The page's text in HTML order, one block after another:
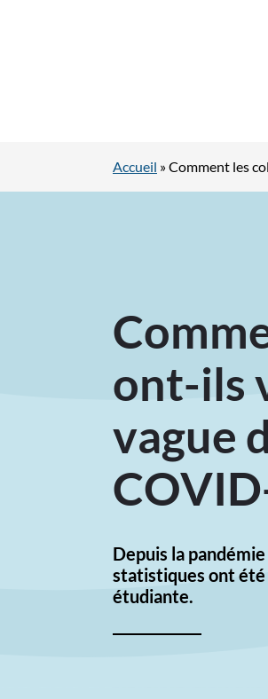
Accueil »Comment les
ont-ils
vague
Depuis la
statistiques ont
étudiante.